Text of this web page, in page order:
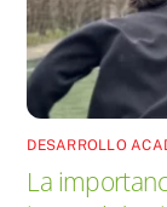
DESARROLLO
La